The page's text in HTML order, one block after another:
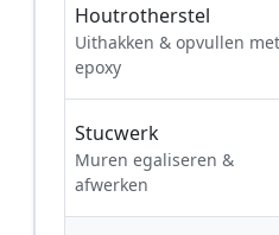
Houtrotherstel
Uithakken & opvullen met
epoxy
Stucwerk
Muren egaliseren &
afwerken